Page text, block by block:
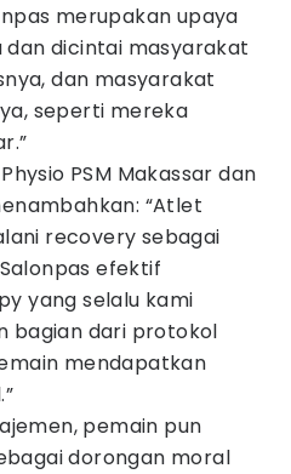
merupakan upaya
dicintai masyarakat
dan masyarakat
seperti mereka
PSM Makassar dan
“Atlet
recovery sebagai
efektif
yang selalu kami
bagian dari protokol
mendapatkan
pemain pun
dorongan moral